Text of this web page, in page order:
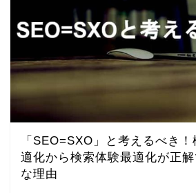
「SEO=SXO」と考えるべき
適化から検索体験最適化が正
な理由